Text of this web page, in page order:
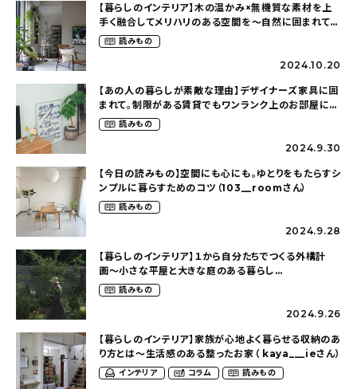
【暮らしのインテリア】木の温かみ×無機質な素材を上
手く融合してメリハリのある空間を〜自然に囲まれて暮
らす（ki_no_ieさん）
読みもの
2024.10.20
【あの人の暮らしが素敵な理由】デザイナーズ家具に囲
まれて。制限がある賃貸でもワンランク上のお部屋に〜
狭くても好きな暮らしのこと（_____chika708さん）
読みもの
2024.9.30
【今日の読みもの】空間にも心にも。ゆとりをもたらすシ
ンプルに暮らすためのコツ（103__roomさん）
読みもの
2024.9.28
【暮らしのインテリア】１から自分たちでつくる外構計
画〜小さな平屋と大きな庭のある暮らし
（tsumikiniwaさん）
読みもの
2024.9.26
【暮らしのインテリア】家族が心地よく暮らせる収納のあ
り方とは〜生活感のある整ったお家（ kaya___ieさん）
インテリア コラム 読みもの